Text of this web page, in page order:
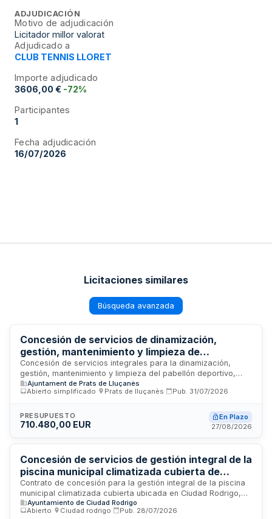
ADJUDICACIÓN
Motivo de adjudicación
Licitador millor valorat
Adjudicado a
CLUB TENNIS LLORET
Importe adjudicado
3606,00 € -72%
Participantes
1
Fecha adjudicación
16/07/2026
Licitaciones similares
Búsqueda avanzada
Concesión de servicios de dinamización,
gestión, mantenimiento y limpieza de
instalaciones deportivas y servicio de bar -
Ayuntamiento
Concesión de servicios integrales para la dinamización,
gestión, mantenimiento y limpieza del pabellón deportivo,
piscina municipal, campo de fútbol, pistas de tenis y pádel,
así como la explotación del servicio de bar asociado a la
mediante procedimiento abierto sin división en lotes,
requiriendo una actuación unitaria y conjunta sobre un
Ajuntament de Prats de Lluçanès
Abierto simplificado
Prats de lluçanès Pub. 31/07/2026
PRESUPUESTO
710.480,00 EUR
En Plazo
27/08/2026
Concesión de servicios de gestión integral de la
piscina municipal climatizada cubierta de
Ciudad Rodrigo
Contrato de concesión para la gestión integral de la piscina
municipal climatizada cubierta ubicada en Ciudad Rodrigo,
Salamanca. Comprende la limpieza, mantenimiento
preventivo y correctivo, desinfección, gestión y control de
Ayuntamiento de Ciudad Rodrigo
Abierto
Ciudad rodrigo Pub. 28/07/2026